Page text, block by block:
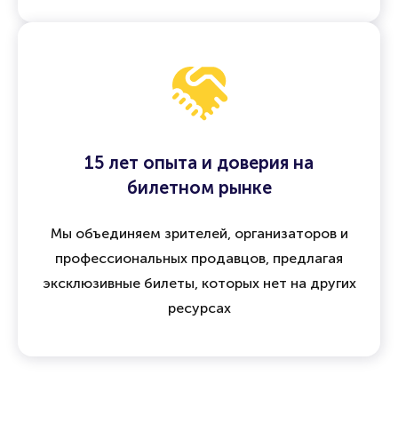
15 лет опыта и доверия на
билетном рынке
Мы объединяем зрителей, организаторов и
профессиональных продавцов, предлагая
эксклюзивные билеты, которых нет на других
ресурсах